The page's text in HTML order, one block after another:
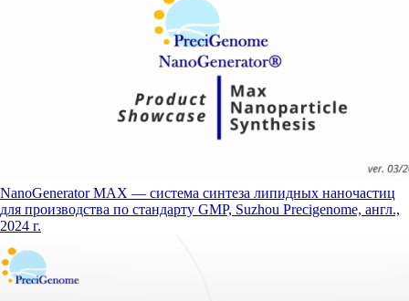
NanoGenerator MAX — система синтеза липидных наночастиц
для производства по стандарту GMP, Suzhou Precigenome, англ.,
2024 г.